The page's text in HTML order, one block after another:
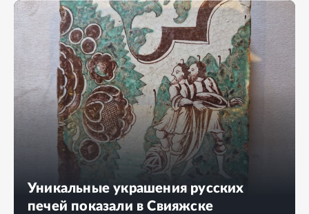
Уникальные украшения русских
печей показали в Свияжске